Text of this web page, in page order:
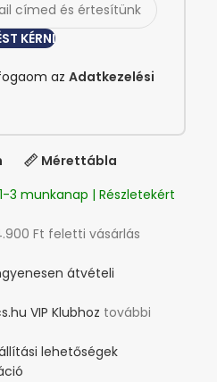
KÉRNI
az Adatkezelési
Mérettábla
3 munkanap | Részletekért
Ft feletti vásárlás
átvételi
VIP Klubhoz további
lehetőségek